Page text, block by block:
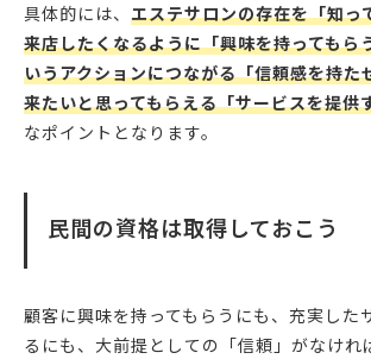
具体的には、 エステサロンの存在を「知っ
来店したくなるように「興味を持ってもら
いうアクションにつながる「信頼感を持た
来たいと思ってもらえる「サービスを提供
なポイントとなります。
民間の資格は取得しておこう
顧客に興味を持ってもらうにも、充実した
るにも、大前提としての「信頼」がなけれ